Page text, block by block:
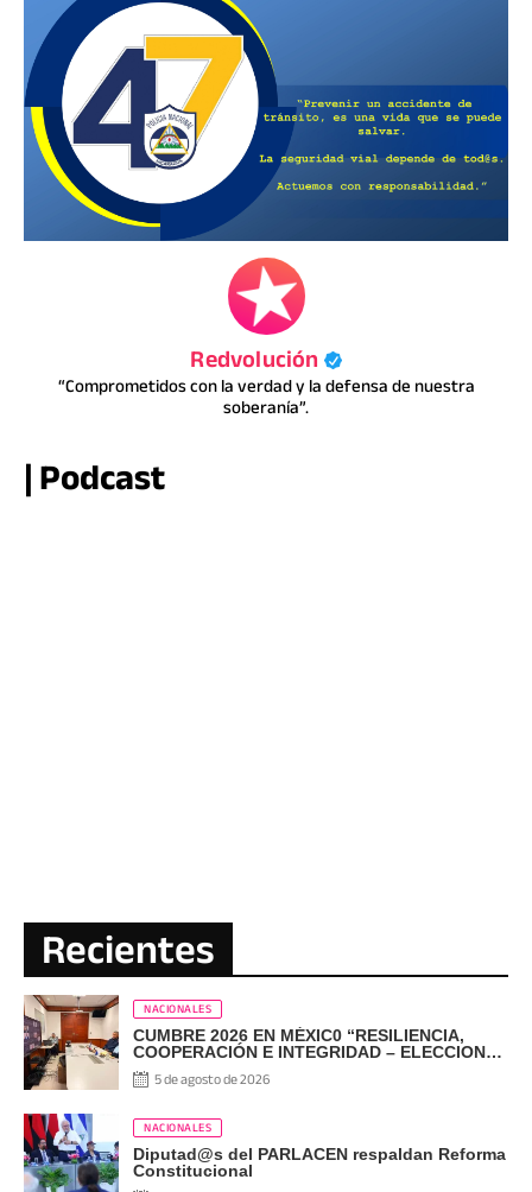
Redvolución
“Comprometidos con la verdad y la defensa de nuestra
soberanía”.
| Podcast
Recientes
NACIONALES
CUMBRE 2026 EN MÉXIC0 “RESILIENCIA,
COOPERACIÓN E INTEGRIDAD – ELECCIONES
EN EL SIGLO XXI”
5 de agosto de 2026
NACIONALES
Diputad@s del PARLACEN respaldan Reforma
Constitucional